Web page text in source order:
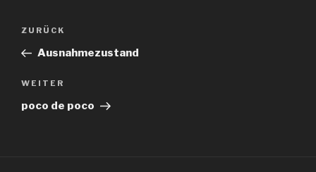
Beitragsnavigation
Vorheriger
Beitrag
ZURÜCK
Ausnahmezustand
Nächster
Beitrag
WEITER
poco de poco